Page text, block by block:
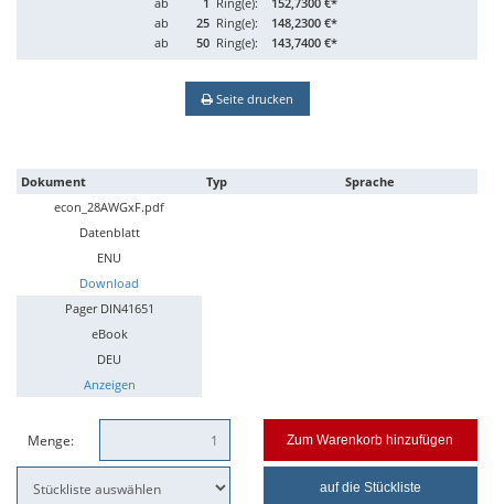
ab
25 Ring(e):
148,2300 €*
ab
50 Ring(e): 143,7400 €*
Seite drucken
Dokument Typ
Sprache
econ_28AWGxF.pdf
Datenblatt
ENU
Download
Pager DIN41651
eBook
DEU
Anzeigen
Menge: Zum Warenkorb hinzufügen
auf die Stückliste